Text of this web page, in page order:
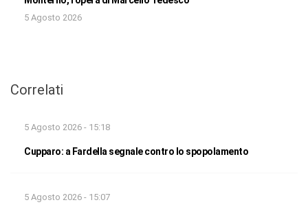
5 Agosto 2026
Correlati
5 Agosto 2026 - 15:18
Cupparo: a Fardella segnale contro lo spopolamento
5 Agosto 2026 - 15:07